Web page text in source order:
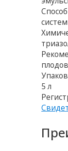
5 л